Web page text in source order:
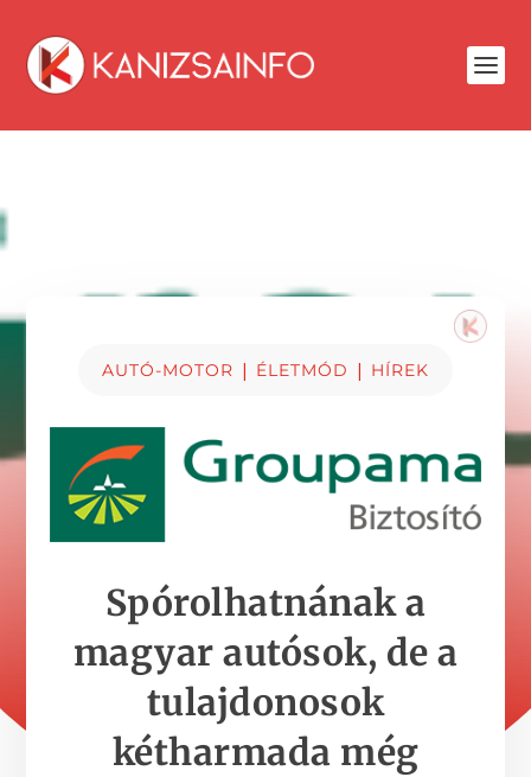
AUTÓ-MOTOR | ÉLETMÓD | HÍREK
Spórolhatnának a
magyar autósok, de a
tulajdonosok
kétharmada még